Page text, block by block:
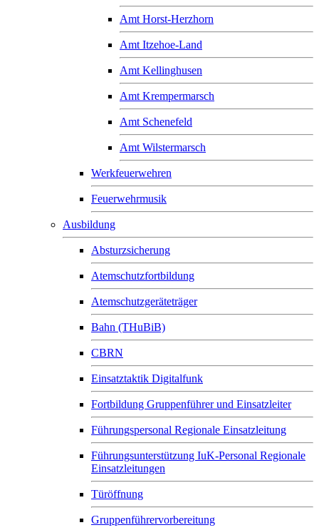
Amt Horst-Herzhorn
Amt Itzehoe-Land
Amt Kellinghusen
Amt Krempermarsch
Amt Schenefeld
Amt Wilstermarsch
Werkfeuerwehren
Feuerwehrmusik
Ausbildung
Absturzsicherung
Atemschutzfortbildung
Atemschutzgeräteträger
Bahn (THuBiB)
CBRN
Einsatztaktik Digitalfunk
Fortbildung Gruppenführer und Einsatzleiter
Führungspersonal Regionale Einsatzleitung
Führungsunterstützung IuK-Personal Regionale
Einsatzleitungen
Türöffnung
Gruppenführervorbereitung